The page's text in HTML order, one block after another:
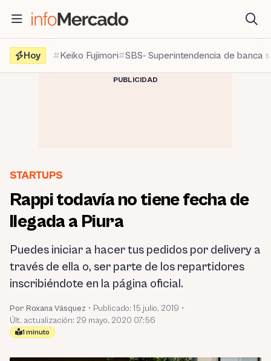
contenido
Hoy
Keiko Fujimori SBS- Superintendencia de banca
PUBLICIDAD
STARTUPS
Rappi todavía no tiene fecha de
llegada a Piura
Puedes iniciar a hacer tus pedidos por delivery a
través de ella o, ser parte de los repartidores
inscribiéndote en la página oficial.
Por Roxana Vásquez • Publicado: 15 julio, 2019 •
Últ. actualización: 29 mayo, 2020 07:56
1 minuto